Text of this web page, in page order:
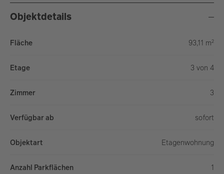
Objektdetails
Fläche 93,11 m2
Etage 3 von 4
Zimmer 3
Verfügbar ab sofort
Objektart Eta­gen­woh­nung
Anzahl Parkflächen 1